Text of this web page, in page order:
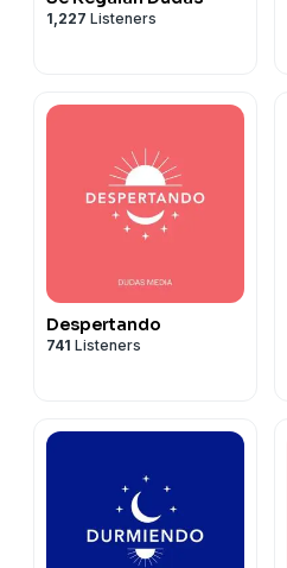
1,227 Listeners
Despertando
741 Listeners